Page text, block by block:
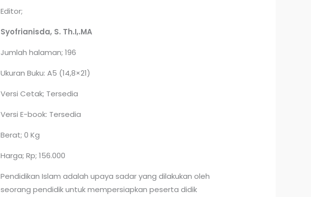
Editor;
Syofrianisda, S. Th.I,.MA
Jumlah halaman; 196
Ukuran Buku: A5 (14,8×21)
Versi Cetak; Tersedia
Versi E-book: Tersedia
Berat; 0 Kg
Harga; Rp; 156.000
Pendidikan Islam adalah upaya sadar yang dilakukan oleh
seorang pendidik untuk mempersiapkan peserta didik